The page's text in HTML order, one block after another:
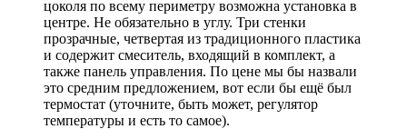
цоколя по всему периметру возможна установка в
центре. Не обязательно в углу. Три стенки
прозрачные, четвертая из традиционного пластика
и содержит смеситель, входящий в комплект, а
также панель управления. По цене мы бы назвали
это средним предложением, вот если бы ещё был
термостат (уточните, быть может, регулятор
температуры и есть то самое).